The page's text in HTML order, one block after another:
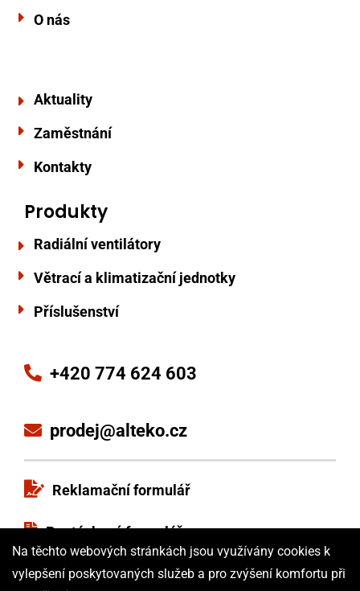
O nás
Aktuality
Zaměstnání
Kontakty
Produkty
Radiální ventilátory
Větrací a klimatizační jednotky
Příslušenství
+420 774 624 603
prodej@alteko.cz
Reklamační formulář
Poptávkový formulář
Obchodní podmínky
Na těchto webových stránkách jsou využívány cookies k
vylepšení poskytovaných služeb a pro zvýšení komfortu při